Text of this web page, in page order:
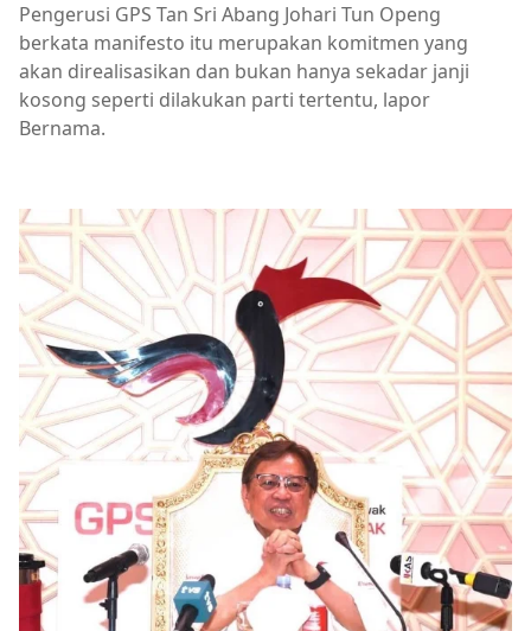
Pengerusi GPS Tan Sri Abang Johari Tun Openg
berkata manifesto itu merupakan komitmen yang
akan direalisasikan dan bukan hanya sekadar janji
kosong seperti dilakukan parti tertentu, lapor
Bernama.